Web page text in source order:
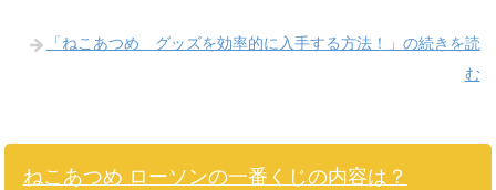
「ねこあつめ グッズを効率的に入手する方法！」の続きを読
む
ねこあつめ ローソンの一番くじの内容は？